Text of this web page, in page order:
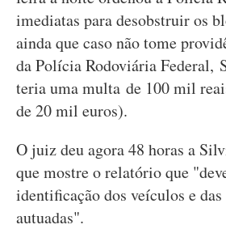
imediatas para desobstruir os
ainda que caso não tome
da Polícia Rodoviária Federal,
teria uma multa de 100 mil
de 20 mil euros).
O juiz deu agora 48 horas a
que mostre o relatório que
identificação dos veículos e das
autuadas".